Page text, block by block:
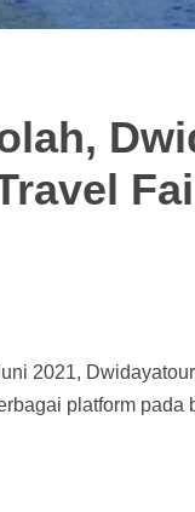
2021,
platform pada